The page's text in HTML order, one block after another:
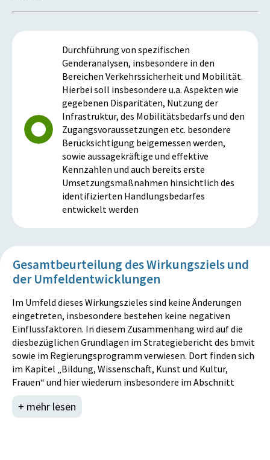
Durchführung von spezifischen
Genderanalysen, insbesondere in den
Bereichen Verkehrssicherheit und Mobilität.
Hierbei soll insbesondere u.a. Aspekten wie
gegebenen Disparitäten, Nutzung der
Infrastruktur, des Mobilitätsbedarfs und den
Zugangsvoraussetzungen etc. besondere
Berücksichtigung beigemessen werden,
sowie aussagekräftige und effektive
Kennzahlen und auch bereits erste
Umsetzungsmaßnahmen hinsichtlich des
identifizierten Handlungsbedarfes
entwickelt werden
Gesamtbeurteilung des Wirkungsziels und
der Umfeldentwicklungen
Im Umfeld dieses Wirkungszieles sind keine Änderungen
eingetreten, insbesondere bestehen keine negativen
Einflussfaktoren. In diesem Zusammenhang wird auf die
diesbezüglichen Grundlagen im Strategiebericht des bmvit
sowie im Regierungsprogramm verwiesen. Dort finden sich
im Kapitel „Bildung, Wissenschaft, Kunst und Kultur,
Frauen“ und hier wiederum insbesondere im Abschnitt
„Frauen“ klare Arbeitsaufträge für die im Rahmen dieses
Wirkungsziels verfolgten Aktivitäten wieder. Durch die in
+ mehr lesen